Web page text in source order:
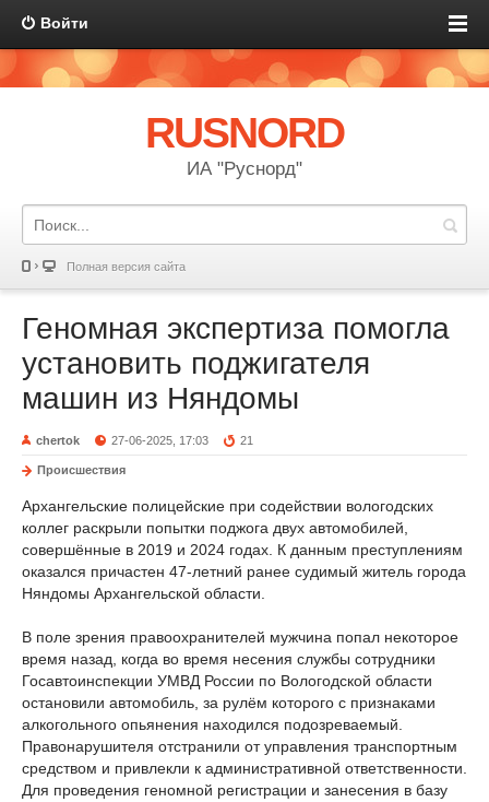
Войти
RUSNORD
ИА "Руснорд"
Полная версия сайта
Геномная экспертиза помогла
установить поджигателя
машин из Няндомы
chertok 27-06-2025, 17:03 21
Происшествия
Архангельские полицейские при содействии вологодских
коллег раскрыли попытки поджога двух автомобилей,
совершённые в 2019 и 2024 годах. К данным преступлениям
оказался причастен 47-летний ранее судимый житель города
Няндомы Архангельской области.
В поле зрения правоохранителей мужчина попал некоторое
время назад, когда во время несения службы сотрудники
Госавтоинспекции УМВД России по Вологодской области
остановили автомобиль, за рулём которого с признаками
алкогольного опьянения находился подозреваемый.
Правонарушителя отстранили от управления транспортным
средством и привлекли к административной ответственности.
Для проведения геномной регистрации и занесения в базу